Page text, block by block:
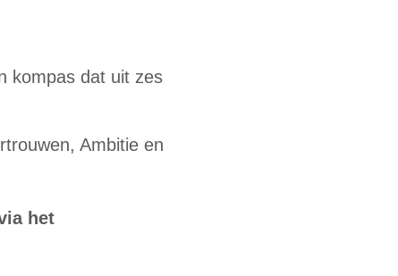
kompas dat uit zes
Ambitie en
het